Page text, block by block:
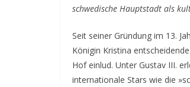
schwedische Hauptstadt als
Seit seiner Gründung im 13.
Königin Kristina
Hof einlud. Unter Gustav III.
internationale Stars wie die